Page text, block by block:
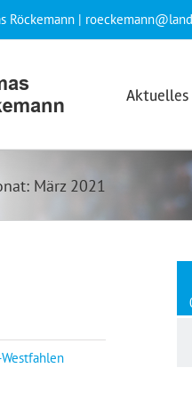
Röckemann |
Aktuelles
März 2021